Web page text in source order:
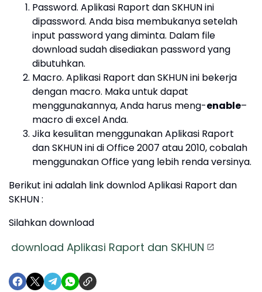
Password. Aplikasi Raport dan SKHUN ini
dipassword. Anda bisa membukanya setelah
input password yang diminta. Dalam file
download sudah disediakan password yang
dibutuhkan.
Macro. Aplikasi Raport dan SKHUN ini bekerja
dengan macro. Maka untuk dapat
menggunakannya, Anda harus meng-enable–
macro di excel Anda.
Jika kesulitan menggunakan Aplikasi Raport
dan SKHUN ini di Office 2007 atau 2010, cobalah
menggunakan Office yang lebih renda versinya.
Berikut ini adalah link downlod Aplikasi Raport dan
SKHUN :
Silahkan download
download Aplikasi Raport dan SKHUN